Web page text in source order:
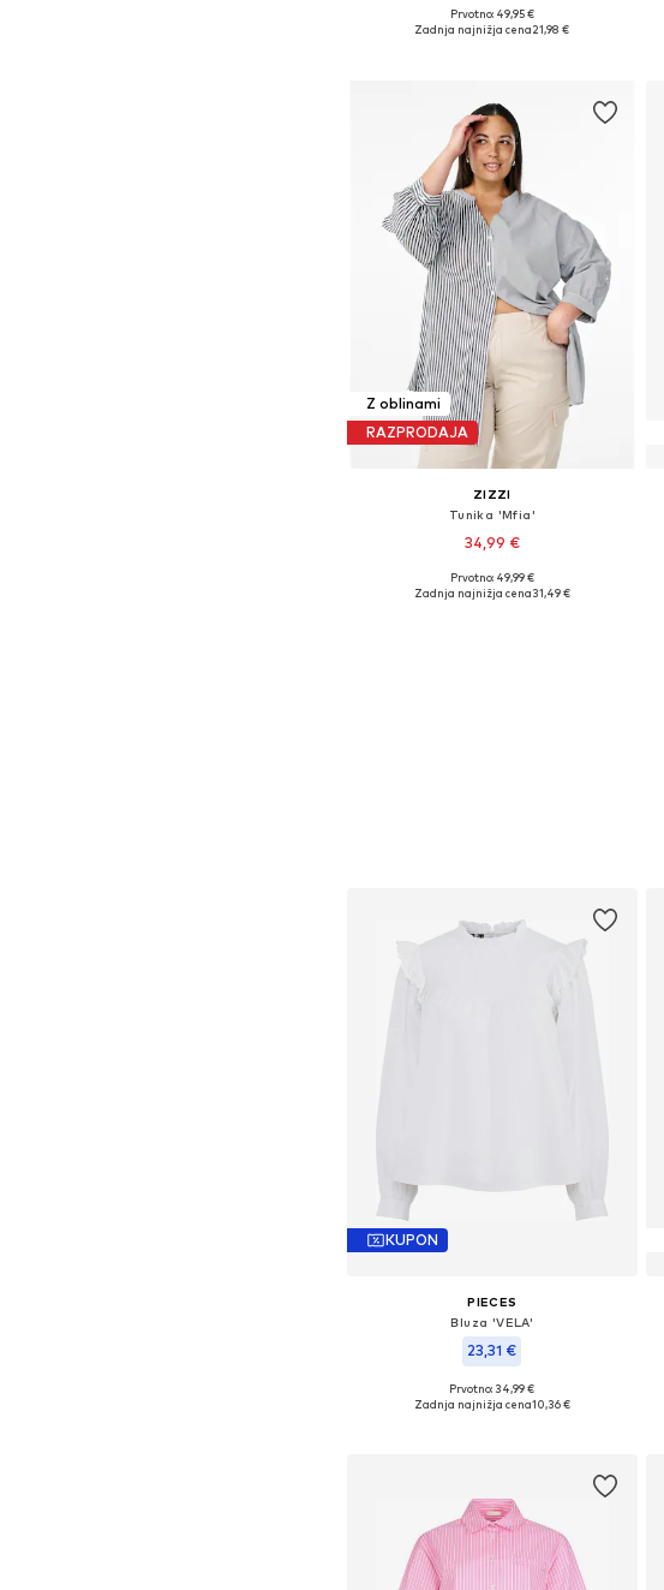
Razpoložljive velikosti: 36
Prvotno: 49,95 €
Zadnja najnižja cena21,98 €
Z oblinami
RAZPRODAJA
ZIZZI
Tunika 'Mfia'
34,99 €
Razpoložljive velikosti: 5XL-6XL
Prvotno: 49,99 €
Zadnja najnižja cena31,49 €
KUPON
PIECES
Bluza 'VELA'
23,31 €
Razpoložljive velikosti: XS, XL
Prvotno: 34,99 €
Zadnja najnižja cena10,36 €